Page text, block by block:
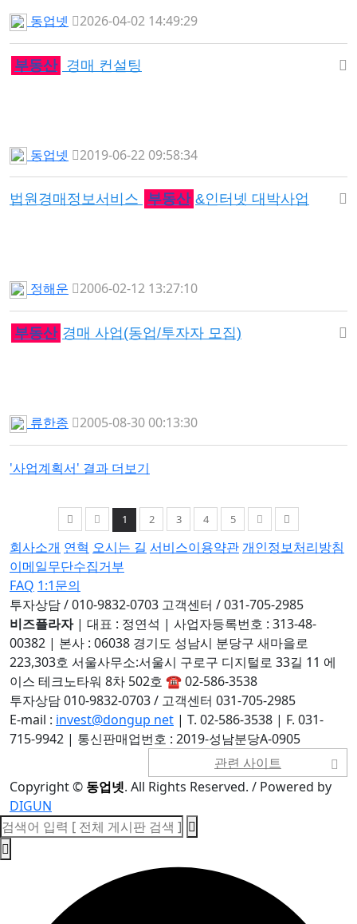
동업넷 2026-04-02 14:49:29
부동산 경매 컨설팅
동업넷 2019-06-22 09:58:34
법원경매정보서비스 부동산 &인터넷 대박사업
정해운 2006-02-12 13:27:10
부동산 경매 사업(동업/투자자 모집)
류한종 2005-08-30 00:13:30
'사업계획서' 결과 더보기
1 2 3 4 5
회사소개 연혁 오시는 길 서비스이용약관 개인정보처리방침
이메일무단수집거부
FAQ 1:1문의
투자상담 / 010-9832-0703 고객센터 / 031-705-2985
비즈플라자 | 대표 : 정연석 | 사업자등록번호 : 313-48-
00382 | 본사 : 06038 경기도 성남시 분당구 새마을로
223,303호 서울사무소:서울시 구로구 디지털로 33길 11 에
이스 테크노타워 8차 502호 ☎ 02-586-3538
투자상담 010-9832-0703 / 고객센터 031-705-2985
E-mail : invest@dongup net | T. 02-586-3538 | F. 031-
715-9942 | 통신판매업번호 : 2019-성남분당A-0905
관련 사이트
Copyright© 동업넷. All Rights Reserved. / Powered by
DIGUN